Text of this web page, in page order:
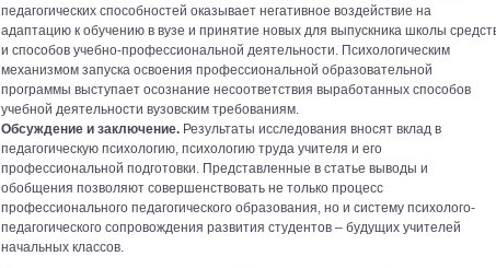
педагогических способностей оказывает негативное воздействие на
адаптацию к обучению в вузе и принятие новых для выпускника школы
и способов учебно-профессиональной деятельности. Психологическим
механизмом запуска освоения профессиональной образовательной
программы выступает осознание несоответствия выработанных способов
учебной деятельности вузовским требованиям.
Обсуждение и заключение. Результаты исследования вносят вклад в
педагогическую психологию, психологию труда учителя и его
профессиональной подготовки. Представленные в статье выводы и
обобщения позволяют совершенствовать не только процесс
профессионального педагогического образования, но и систему психолого-
педагогического сопровождения развития студентов – будущих учителей
начальных классов.